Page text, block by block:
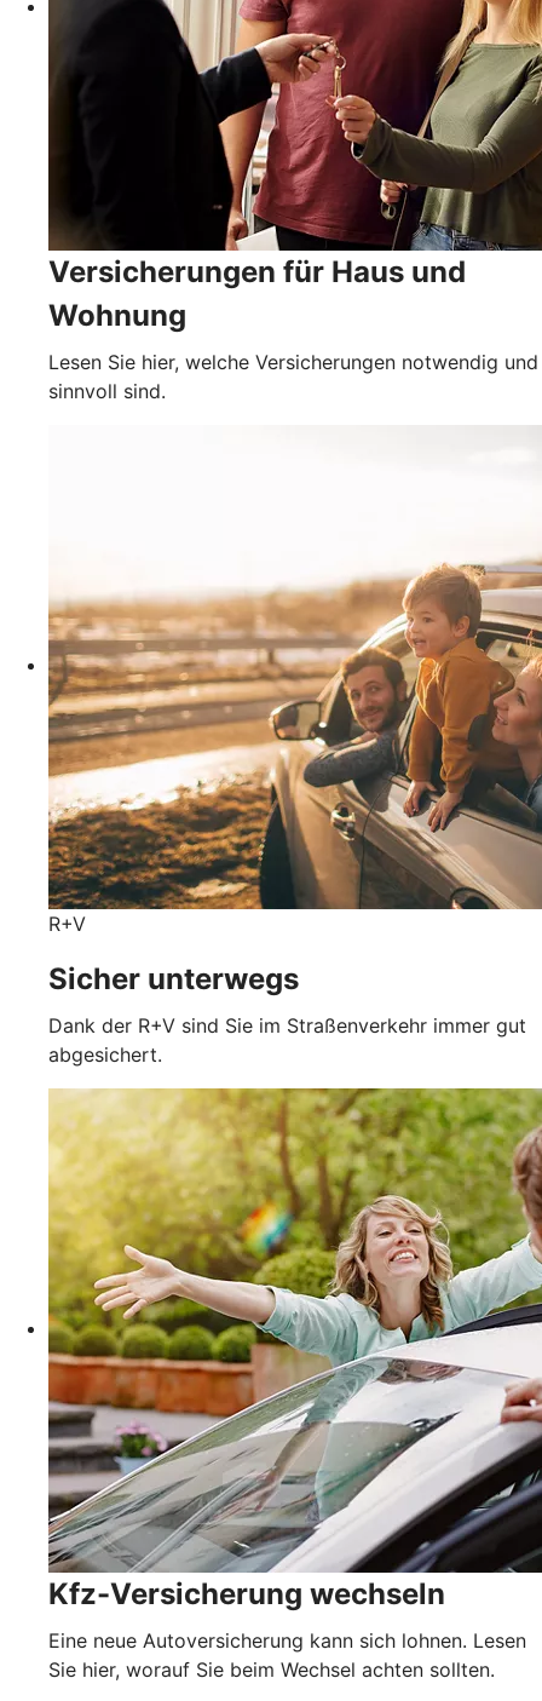
Versicherungen für Haus und
Wohnung
Lesen Sie hier, welche Versicherungen notwendig und
sinnvoll sind.
R+V
Sicher unterwegs
Dank der R+V sind Sie im Straßenverkehr immer gut
abgesichert.
Kfz-Versicherung wechseln
Eine neue Autoversicherung kann sich lohnen. Lesen
Sie hier, worauf Sie beim Wechsel achten sollten.